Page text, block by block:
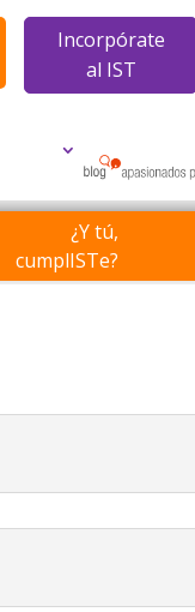
Incorpórate
al IST
¿Y tú,
cumplISTe?